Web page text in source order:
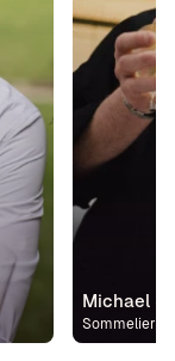
Michael
Sommelier